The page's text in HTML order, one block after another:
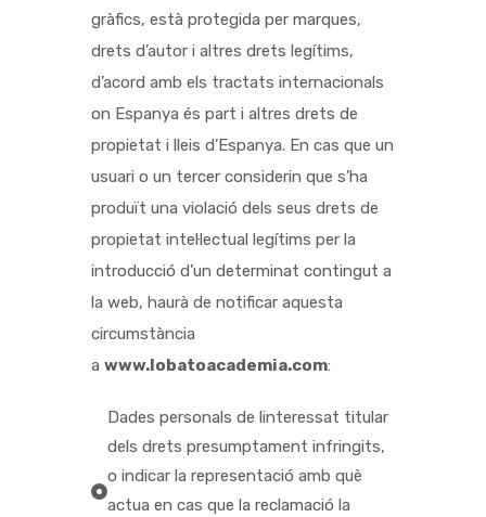
gràfics, està protegida per marques,
drets d’autor i altres drets legítims,
d’acord amb els tractats internacionals
on Espanya és part i altres drets de
propietat i lleis d’Espanya. En cas que un
usuari o un tercer considerin que s’ha
produït una violació dels seus drets de
propietat intel·lectual legítims per la
introducció d’un determinat contingut a
la web, haurà de notificar aquesta
circumstància
a www.lobatoacademia.com:
Dades personals de linteressat titular
dels drets presumptament infringits,
o indicar la representació amb què
actua en cas que la reclamació la